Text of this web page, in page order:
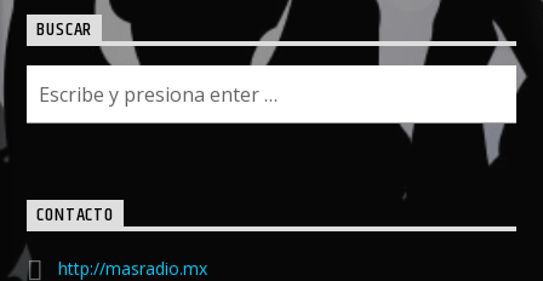
BUSCAR
CONTACTO
http://masradio.mx